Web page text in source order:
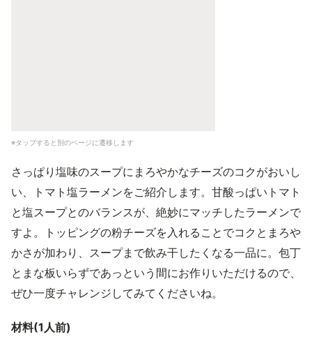
※タップすると別のページに遷移します
さっぱり塩味のスープにまろやかなチーズのコクがおいし
い、トマト塩ラーメンをご紹介します。甘酸っぱいトマト
と塩スープとのバランスが、絶妙にマッチしたラーメンで
すよ。トッピングの粉チーズを入れることでコクとまろや
かさが加わり、スープまで飲み干したくなる一品に。包丁
とまな板いらずであっという間にお作りいただけるので、
ぜひ一度チャレンジしてみてくださいね。
材料(1人前)